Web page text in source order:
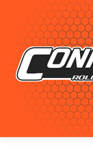
Aller au contenu